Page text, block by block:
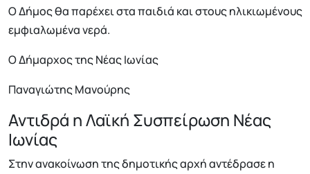
Ο Δήμος θα παρέχει στα παιδιά και στους ηλικιωμένους
εμφιαλωμένα νερά.
Ο Δήμαρχος της Νέας Ιωνίας
Παναγιώτης Μανούρης
Αντιδρά η Λαϊκή Συσπείρωση Νέας
Ιωνίας
Στην ανακοίνωση της δημοτικής αρχή αντέδρασε η